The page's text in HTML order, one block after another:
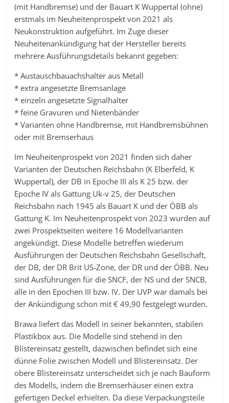
(mit Handbremse) und der Bauart K Wuppertal (ohne)
erstmals im Neuheitenprospekt von 2021 als
Neukonstruktion aufgeführt. Im Zuge dieser
Neuheitenankündigung hat der Hersteller bereits
mehrere Ausführungsdetails bekannt gegeben:
* Austauschbauachshalter aus Metall
* extra angesetzte Bremsanlage
* einzeln angesetzte Signalhalter
* feine Gravuren und Nietenbänder
* Varianten ohne Handbremse, mit Handbremsbühnen
oder mit Bremserhaus
Im Neuheitenprospekt von 2021 finden sich daher
Varianten der Deutschen Reichsbahn (K Elberfeld, K
Wuppertal), der DB in Epoche III als K 25 bzw. der
Epoche IV als Gattung Uk-v 25, der Deutschen
Reichsbahn nach 1945 als Bauart K und der ÖBB als
Gattung K. Im Neuheitenprospekt von 2023 wurden auf
zwei Prospektseiten weitere 16 Modellvarianten
angekündigt. Diese Modelle betreffen wiederum
Ausführungen der Deutschen Reichsbahn Gesellschaft,
der DB, der DR Brit US-Zone, der DR und der ÖBB. Neu
sind Ausführungen für die SNCF, der NS und der SNCB,
alle in den Epochen III bzw. IV. Der UVP war damals bei
der Ankündigung schon mit € 49,90 festgelegt wurden.
Brawa liefert das Modell in seiner bekannten, stabilen
Plastikbox aus. Die Modelle sind stehend in den
Blistereinsatz gestellt, dazwischen befindet sich eine
dünne Folie zwischen Modell und Blistereinsatz. Der
obere Blistereinsatz unterscheidet sich je nach Bauform
des Modells, indem die Bremserhäuser einen extra
gefertigen Deckel erhielten. Da diese Verpackungsteile